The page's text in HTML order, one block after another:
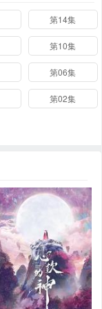
第14集
第10集
第06集
第02集